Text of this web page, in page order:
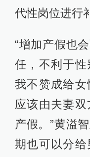
代性岗位进行
“增加产假也
任，不利于性
我不赞成给
应该由夫妻
产假。”黄溢
期也可以分